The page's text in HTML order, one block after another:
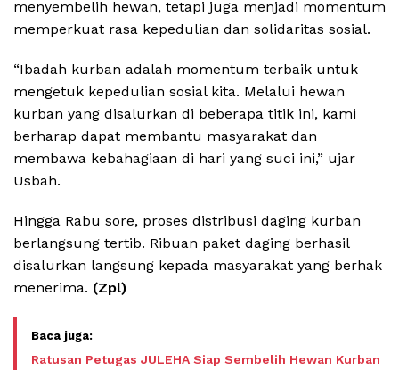
menyembelih hewan, tetapi juga menjadi momentum
memperkuat rasa kepedulian dan solidaritas sosial.
“Ibadah kurban adalah momentum terbaik untuk
mengetuk kepedulian sosial kita. Melalui hewan
kurban yang disalurkan di beberapa titik ini, kami
berharap dapat membantu masyarakat dan
membawa kebahagiaan di hari yang suci ini,” ujar
Usbah.
Hingga Rabu sore, proses distribusi daging kurban
berlangsung tertib. Ribuan paket daging berhasil
disalurkan langsung kepada masyarakat yang berhak
menerima. (Zpl)
Ratusan Petugas JULEHA Siap Sembelih Hewan Kurban